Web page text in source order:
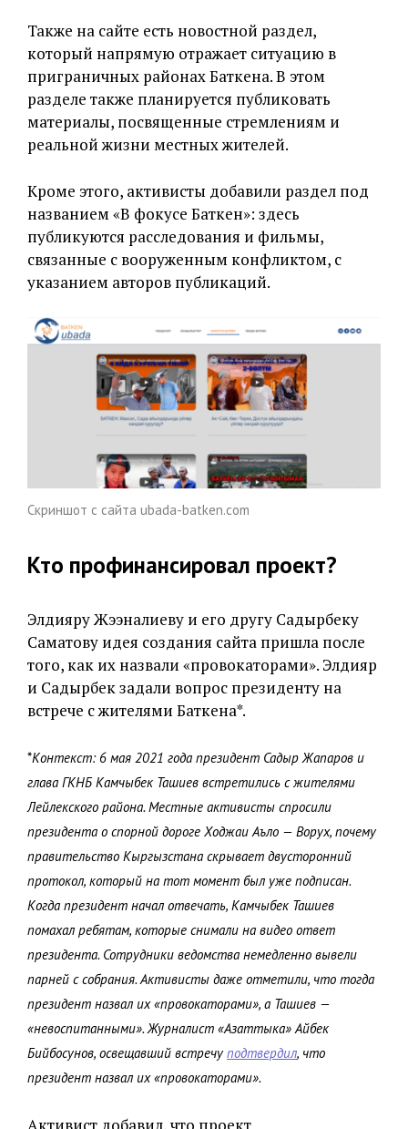
Также на сайте есть новостной раздел,
который напрямую отражает ситуацию в
приграничных районах Баткена. В этом
разделе также планируется публиковать
материалы, посвященные стремлениям и
реальной жизни местных жителей.
Кроме этого, активисты добавили раздел под
названием «В фокусе Баткен»: здесь
публикуются расследования и фильмы,
связанные с вооруженным конфликтом, с
указанием авторов публикаций.
Скриншот с сайта ubada-batken.com
Кто профинансировал проект?
Элдияру Жээналиеву и его другу Садырбеку
Саматову идея создания сайта пришла после
того, как их назвали «провокаторами». Элдияр
и Садырбек задали вопрос президенту на
встрече с жителями Баткена*.
*Контекст: 6 мая 2021 года президент Садыр Жапаров и
глава ГКНБ Камчыбек Ташиев встретились с жителями
Лейлекского района. Местные активисты спросили
президента о спорной дороге Ходжаи Аъло — Ворух, почему
правительство Кыргызстана скрывает двусторонний
протокол, который на тот момент был уже подписан.
Когда президент начал отвечать, Камчыбек Ташиев
помахал ребятам, которые снимали на видео ответ
президента. Сотрудники ведомства немедленно вывели
парней с собрания. Активисты даже отметили, что тогда
президент назвал их «провокаторами», а Ташиев —
«невоспитанными». Журналист «Азаттыка» Айбек
Бийбосунов, освещавший встречуподтвердил, что
президент назвал их «провокаторами».
Активист добавил, что проект